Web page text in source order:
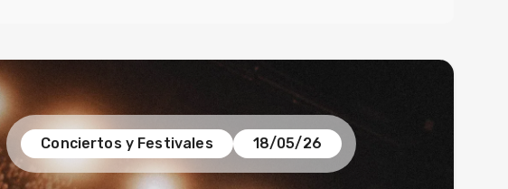
Conciertos y Festivales 18/05/26